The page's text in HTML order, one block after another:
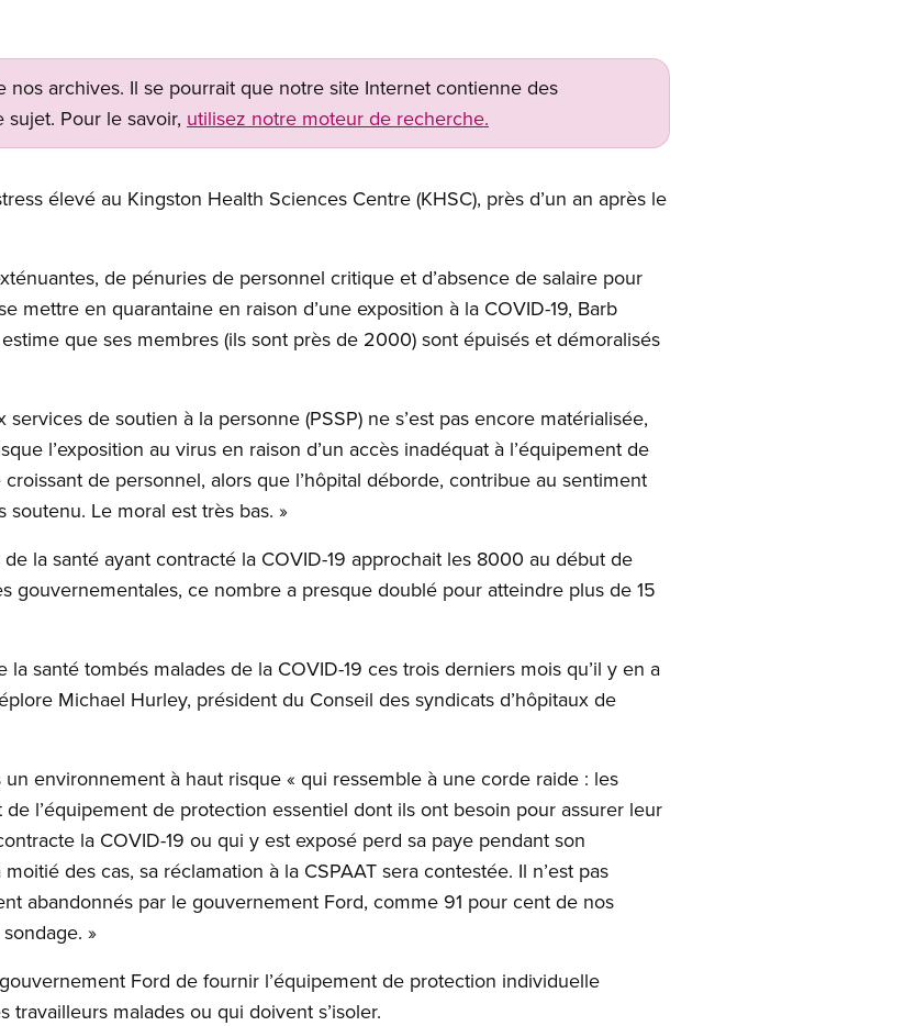
archives. Il se pourrait que notre site Internet contienne des
Pour le savoir, utilisez notre moteur de recherche.
élevé au Kingston Health Sciences Centre (KHSC), près d’un an après le
de pénuries de personnel critique et d’absence de salaire pour
mettre en quarantaine en raison d’une exposition à la COVID-19, Barb
que ses membres (ils sont près de 2000) sont épuisés et démoralisés
de soutien à la personne (PSSP) ne s’est pas encore matérialisée,
l’exposition au virus en raison d’un accès inadéquat à l’équipement de
de personnel, alors que l’hôpital déborde, contribue au sentiment
soutenu. Le moral est très bas. »
la santé ayant contracté la COVID-19 approchait les 8000 au début de
gouvernementales, ce nombre a presque doublé pour atteindre plus de 15
santé tombés malades de la COVID-19 ces trois derniers mois qu’il y en a
Michael Hurley, président du Conseil des syndicats d’hôpitaux de
environnement à haut risque « qui ressemble à une corde raide : les
l’équipement de protection essentiel dont ils ont besoin pour assurer leur
la COVID-19 ou qui y est exposé perd sa paye pendant son
des cas, sa réclamation à la CSPAAT sera contestée. Il n’est pas
abandonnés par le gouvernement Ford, comme 91 pour cent de nos
»
Ford de fournir l’équipement de protection individuelle
malades ou qui doivent s’isoler.